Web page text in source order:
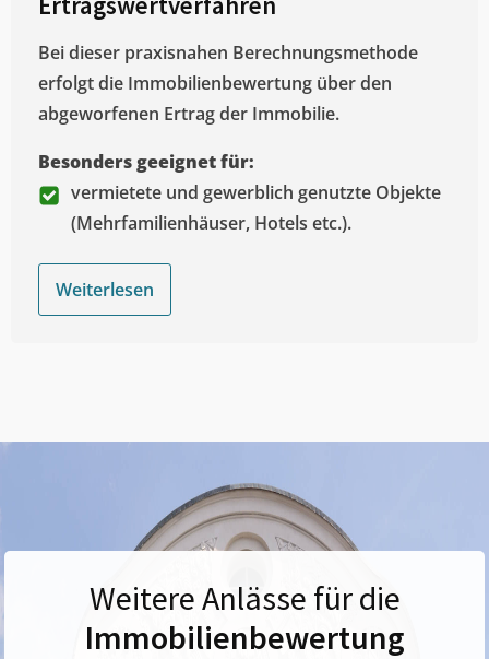
Bei dieser praxisnahen Berechnungsmethode
erfolgt die Immobilienbewertung über den
abgeworfenen Ertrag der Immobilie.
Besonders geeignet für:
vermietete und gewerblich genutzte Objekte
(Mehrfamilienhäuser, Hotels etc.).
Weiterlesen
Weitere Anlässe für die
Immobilienbewertung